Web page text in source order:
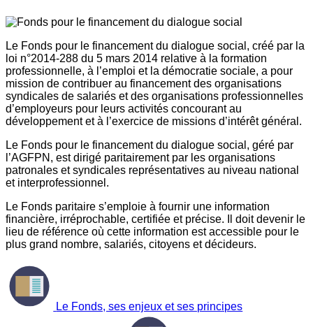
Le Fonds pour le financement du dialogue social, créé par la
loi n°2014-288 du 5 mars 2014 relative à la formation
professionnelle, à l’emploi et la démocratie sociale, a pour
mission de contribuer au financement des organisations
syndicales de salariés et des organisations professionnelles
d’employeurs pour leurs activités concourant au
développement et à l’exercice de missions d’intérêt général.
Le Fonds pour le financement du dialogue social, géré par
l’AGFPN, est dirigé paritairement par les organisations
patronales et syndicales représentatives au niveau national
et interprofessionnel.
Le Fonds paritaire s’emploie à fournir une information
financière, irréprochable, certifiée et précise. Il doit devenir le
lieu de référence où cette information est accessible pour le
plus grand nombre, salariés, citoyens et décideurs.
Le Fonds, ses enjeux et ses principes